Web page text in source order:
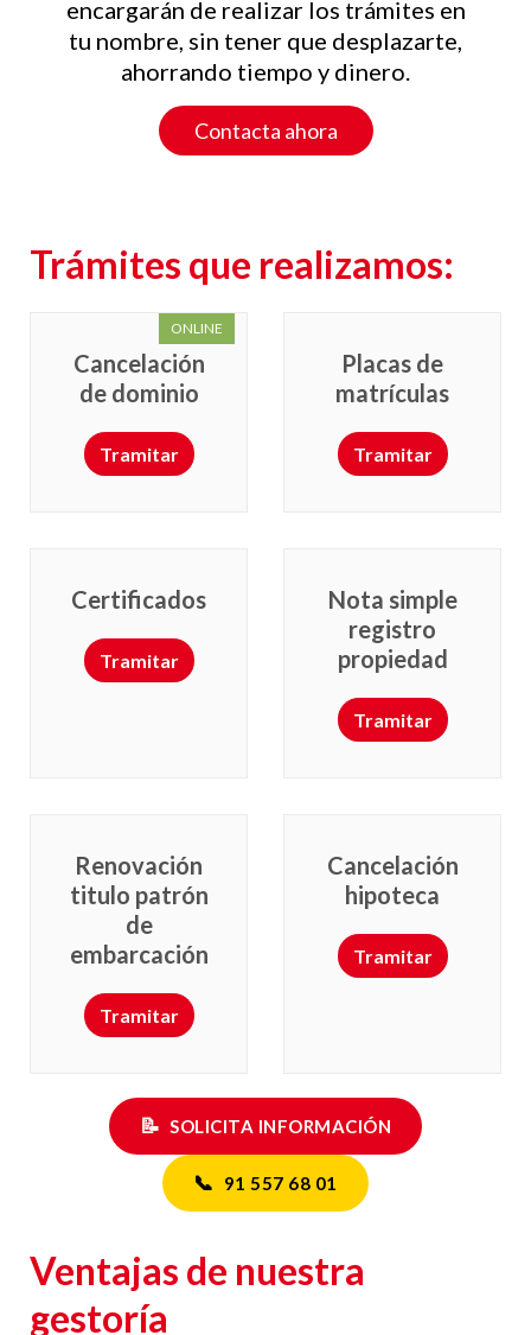
encargarán de realizar los trámites en
tu nombre, sin tener que desplazarte,
ahorrando tiempo y dinero.
Contacta ahora
Trámites que realizamos:
ONLINE
Cancelación
de dominio
Tramitar
Placas de
matrículas
Tramitar
Certificados
Tramitar
Nota simple
registro
propiedad
Tramitar
Renovación
titulo patrón
de
embarcación
Tramitar
Cancelación
hipoteca
Tramitar
📝 SOLICITA INFORMACIÓN
📞 91 557 68 01
Ventajas de nuestra
gestoría